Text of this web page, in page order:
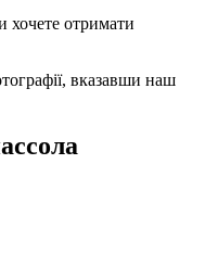
хочете отримати
вказавши наш